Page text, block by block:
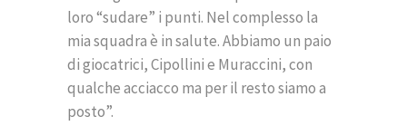
loro “sudare” i punti. Nel complesso la
mia squadra è in salute. Abbiamo un paio
di giocatrici, Cipollini e Muraccini, con
qualche acciacco ma per il resto siamo a
posto”.